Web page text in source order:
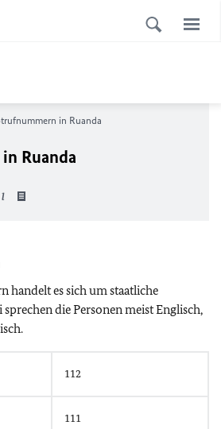
in Ruanda
Ruanda
handelt es sich um staatliche
die Personen meist Englisch,
112
111